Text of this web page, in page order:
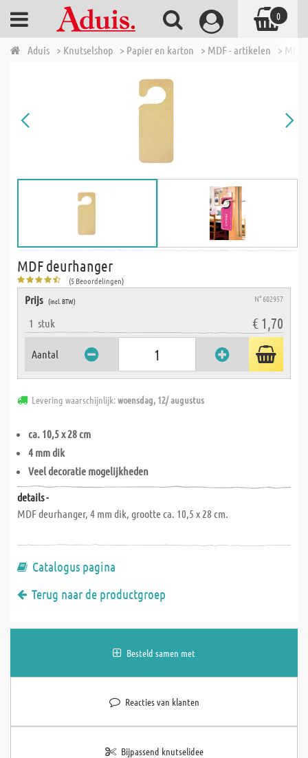
Aduis > Knutselshop > Papier en karton > MDF - artikelen > MDF
MDF deurhanger
(5 Beoordelingen)
Prijs (incl. BTW) N° 602957
1 stuk € 1,70
Aantal
Levering waarschijnlijk:woensdag, 12/ augustus
ca. 10,5 x 28 cm
4 mm dik
Veel decoratie mogelijkheden
details -
MDF deurhanger, 4 mm dik, grootte ca. 10,5 x 28 cm.
Catalogus pagina
Terug naar de productgroep
Besteld samen met
Reacties van klanten
Bijpassend knutselidee
0